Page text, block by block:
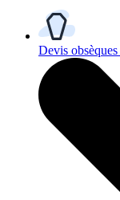
Devis obsèques